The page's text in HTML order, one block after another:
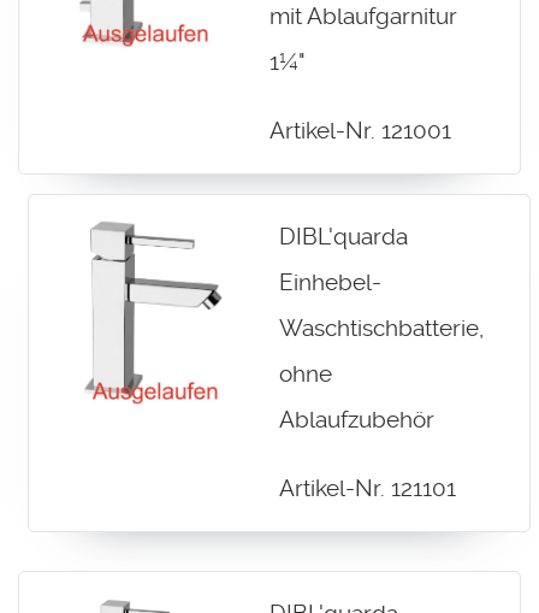
mit Ablaufgarnitur
1¼"
Artikel-Nr. 121001
DIBL'quarda
Einhebel-
Waschtischbatterie,
ohne
Ablaufzubehör
Artikel-Nr. 121101